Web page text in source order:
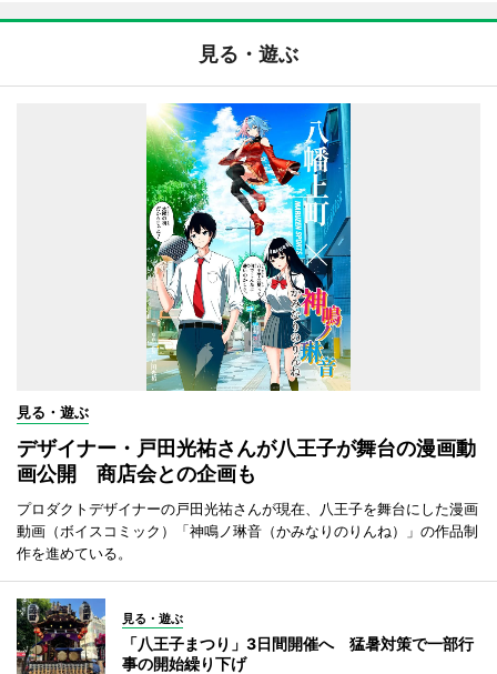
見る・遊ぶ
見る・遊ぶ
デザイナー・戸田光祐さんが八王子が舞台の漫画動
画公開 商店会との企画も
プロダクトデザイナーの戸田光祐さんが現在、八王子を舞台にした漫画
動画（ボイスコミック）「神鳴ノ琳音（かみなりのりんね）」の作品制
作を進めている。
見る・遊ぶ
「八王子まつり」3日間開催へ 猛暑対策で一部行
事の開始繰り下げ